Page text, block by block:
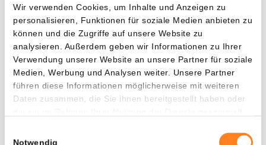
Wir verwenden Cookies, um Inhalte und Anzeigen zu
personalisieren, Funktionen für soziale Medien anbieten zu
können und die Zugriffe auf unsere Website zu
analysieren. Außerdem geben wir Informationen zu Ihrer
Verwendung unserer Website an unsere Partner für soziale
Medien, Werbung und Analysen weiter. Unsere Partner
führen diese Informationen möglicherweise mit weiteren
Daten zusammen, die Sie ihnen bereitgestellt haben oder
Notwendig
Was, wenn ich...?
Zie hoeveel waarde je vandaag zou hebben als
je dollar-cost averaging had toegepast op
verschillende cryptocurrencies.
Hätte investiert In